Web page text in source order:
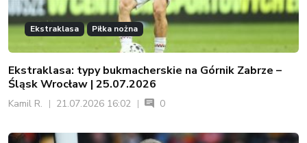
Ekstraklasa Piłka nożna
Ekstraklasa: typy bukmacherskie na Górnik Zabrze –
Śląsk Wrocław | 25.07.2026
Kamil R. 21.07.2026 16:02 0